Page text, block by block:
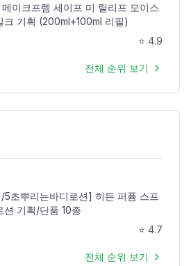
이크프렘 세이프 미 릴리프 모이스
크 기획 (200ml+100ml 리필)
⭐ 4.9
전체 순위 보기
5초뿌리는바디로션] 히든 퍼퓸 스프
션 기획/단품 10종
⭐ 4.7
전체 순위 보기